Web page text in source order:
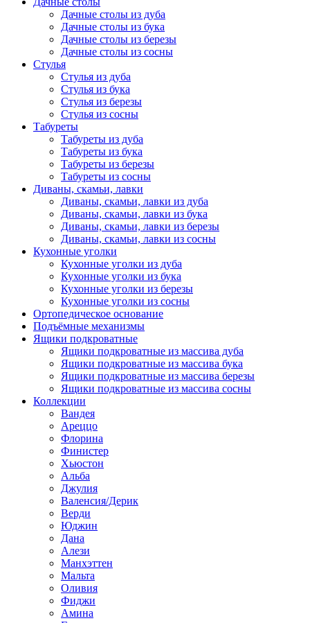
Дачные столы из дуба
Дачные столы из бука
Дачные столы из березы
Дачные столы из сосны
Стулья
Стулья из дуба
Стулья из бука
Стулья из березы
Стулья из сосны
Табуреты
Табуреты из дуба
Табуреты из бука
Табуреты из березы
Табуреты из сосны
Диваны, скамьи, лавки
Диваны, скамьи, лавки из дуба
Диваны, скамьи, лавки из бука
Диваны, скамьи, лавки из березы
Диваны, скамьи, лавки из сосны
Кухонные уголки
Кухонные уголки из дуба
Кухонные уголки из бука
Кухонные уголки из березы
Кухонные уголки из сосны
Ортопедическое основание
Подъёмные механизмы
Ящики подкроватные
Ящики подкроватные из массива дуба
Ящики подкроватные из массива бука
Ящики подкроватные из массива березы
Ящики подкроватные из массива сосны
Коллекции
Вандея
Ареццо
Флорина
Финистер
Хьюстон
Альба
Джулия
Валенсия/Дерик
Верди
Юджин
Дана
Алези
Манхэттен
Мальта
Оливия
Фиджи
Амина